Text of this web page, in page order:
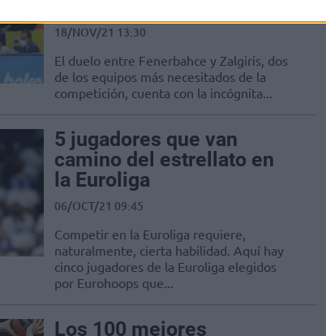
18/NOV/21 13:30
El duelo entre Fenerbahce y Zalgiris, dos
de los equipos más necesitados de la
competición, cuenta con la incógnita...
5 jugadores que van
camino del estrellato en
la Euroliga
06/OCT/21 09:45
Competir en la Euroliga requiere,
naturalmente, cierta habilidad. Aquí hay
cinco jugadores de la Euroliga elegidos
por Eurohoops que...
Los 100 mejores